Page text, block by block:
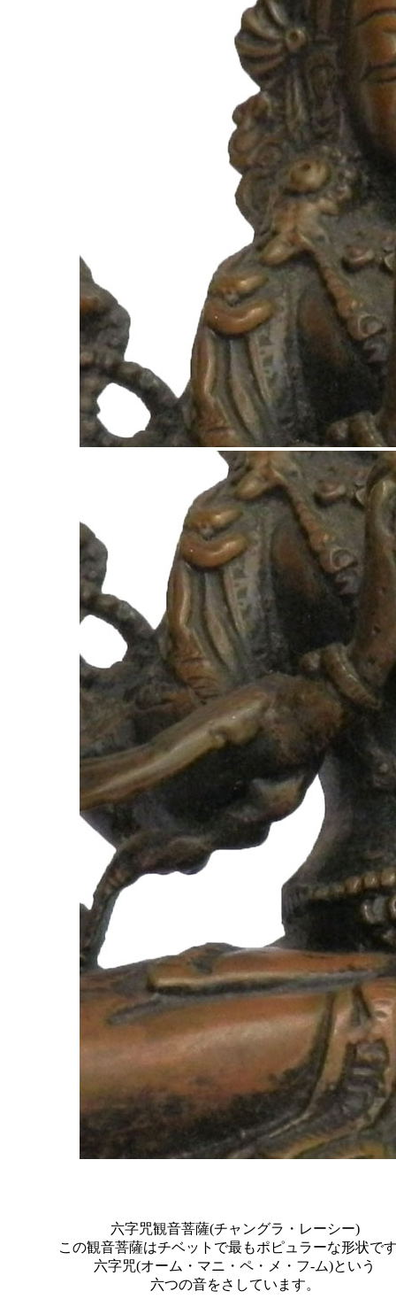
六字咒観音菩薩(チャングラ・レーシー)
この観音菩薩はチベットで最もポピュラーな形状で
六字咒(オーム・マニ・ペ・メ・フ-ム)という
六つの音をさしています。